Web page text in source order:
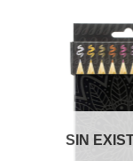
SIN